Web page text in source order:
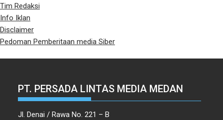
Tim Redaksi
Info Iklan
Disclaimer
Pedoman Pemberitaan media Siber
PT. PERSADA LINTAS MEDIA MEDAN
Jl. Denai / Rawa No. 221 – B